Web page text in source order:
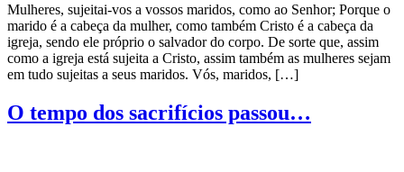
Mulheres, sujeitai-vos a vossos maridos, como ao Senhor; Porque o
marido é a cabeça da mulher, como também Cristo é a cabeça da
igreja, sendo ele próprio o salvador do corpo. De sorte que, assim
como a igreja está sujeita a Cristo, assim também as mulheres sejam
em tudo sujeitas a seus maridos. Vós, maridos, […]
O tempo dos sacrifícios passou…